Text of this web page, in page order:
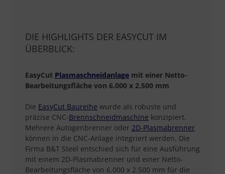
DIE HIGHLIGHTS DER EASYCUT IM
ÜBERBLICK:
EasyCut Plasmaschneidanlage mit einer Netto-
Bearbeitungsfläche von 6.000 x 2.500 mm
Die EasyCut Baureihe wurde als robuste und
präzise CNC-Brennschneidmaschine konzipiert.
Mehrere Autogenbrenner oder 2D-Plasmabrenner
können in die CNC-Anlage integriert werden. Die
Firma B&T Steel entschied sich für eine Ausführung
mit einem 2D-Plasmabrenner und einer Netto-
Bearbeitungsfläche von 6.000 x 2.500 mm für die